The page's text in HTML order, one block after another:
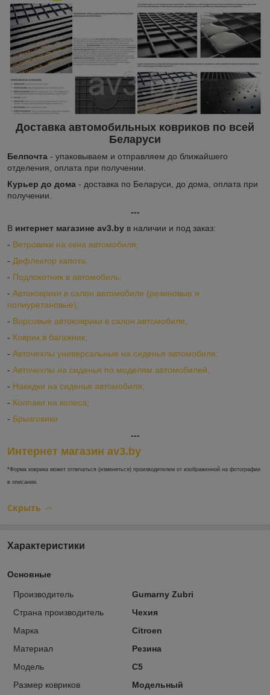
Доставка автомобильных ковриков по всей
Беларуси
Белпочта - упаковываем и отправляем до ближайшего
отделения, оплата при получении.
Курьер до дома - доставка по Беларуси, до дома, оплата при
получении.
---
В интернет магазине av3.by в наличии и под заказ:
- Ветровики на окна автомобиля;
- Дефлектор капота;
- Подлокотник в автомобиль;
- Автоковрики в салон автомобиля (резиновые и
полиуретановые);
- Ворсовые автоковрики в салон автомобиля;
- Коврик в багажник;
- Авточехлы универсальные на сиденья автомобиля;
- Авточехлы на сиденья по моделям автомобилей;
- Накидки на сиденья автомобиля;
- Колпаки на колеса;
- Брызговики.
---
Интернет магазин av3.by
*Форма коврика может отличаться (изменяться) производителем от изображенной на фотографии
в описании.
Скрыть
Характеристики
Основные
Производитель
Gumarny Zubri
Страна производитель
Чехия
Марка
Citroen
Материал
Резина
Модель
C5
Размер ковриков
Модельный